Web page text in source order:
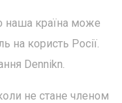
наша країна може
на користь Росії.
Dennikn.
не стане членом